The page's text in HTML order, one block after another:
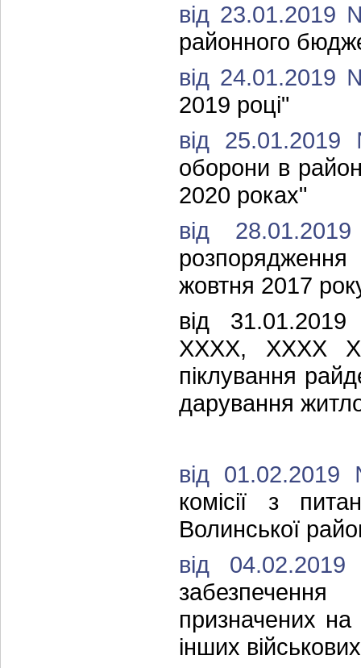
від
районного
від 24.01.2019
2019 році"
від
оборони в
2020 роках"
від
жовтня 2017
від
ХХХХ, ХХХХ
піклування
дарування
від
комісії з
Волинської
від
забезпечення
призначених
інших